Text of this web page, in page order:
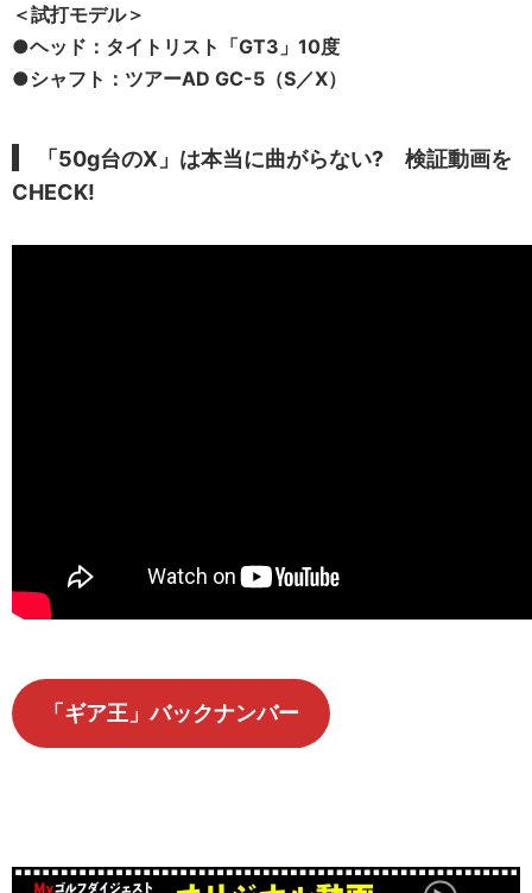
＜試打モデル＞
●ヘッド：タイトリスト「GT3」10度
●シャフト：ツアーAD GC-5（S／X）
「50g台のX」は本当に曲がらない? 検証動画を
CHECK!
「ギア王」バックナンバー